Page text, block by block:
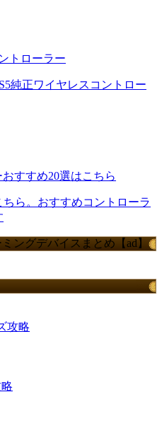
トローラー
純正ワイヤレスコントロー
おすすめ20選はこちら
ら。おすすめコントローラ
ングデバイスまとめ【ad】
攻略